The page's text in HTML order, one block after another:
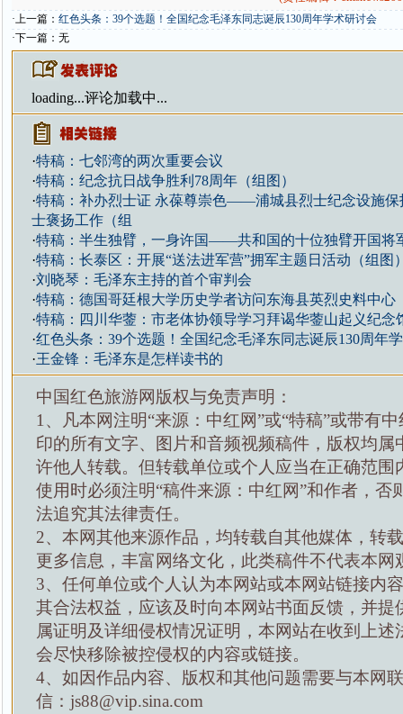
·上一篇： 红色头条：39个选题！全国纪念毛泽东同志诞辰130周年学术研讨会
·下一篇：无
loading...评论加载中...
·特稿：七邻湾的两次重要会议
·特稿：纪念抗日战争胜利78周年（组图）
·特稿：补办烈士证 永葆尊崇色——浦城县烈士纪念设施保
士褒扬工作（组
·特稿：半生独臂，一身许国——共和国的十位独臂开国将
·特稿：长泰区：开展“送法进军营”拥军主题日活动（组图
·刘晓琴：毛泽东主持的首个审判会
·特稿：德国哥廷根大学历史学者访问东海县英烈史料中心
·特稿：四川华蓥：市老体协领导学习拜谒华蓥山起义纪念
·红色头条：39个选题！全国纪念毛泽东同志诞辰130周年
·王金锋：毛泽东是怎样读书的
中国红色旅游网版权与免责声明：
1、凡本网注明“来源：中红网”或“特稿”或带有
印的所有文字、图片和音频视频稿件，版权均属
许他人转载。但转载单位或个人应当在正确范围
使用时必须注明“稿件来源：中红网”和作者，否
法追究其法律责任。
2、本网其他来源作品，均转载自其他媒体，转
更多信息，丰富网络文化，此类稿件不代表本网
3、任何单位或个人认为本网站或本网站链接内
其合法权益，应该及时向本网站书面反馈，并提
属证明及详细侵权情况证明，本网站在收到上述
会尽快移除被控侵权的内容或链接。
4、如因作品内容、版权和其他问题需要与本网
信：js88@vip.sina.com